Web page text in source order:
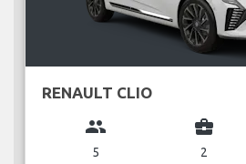
RENAULT CLIO
group
5
business_center
2